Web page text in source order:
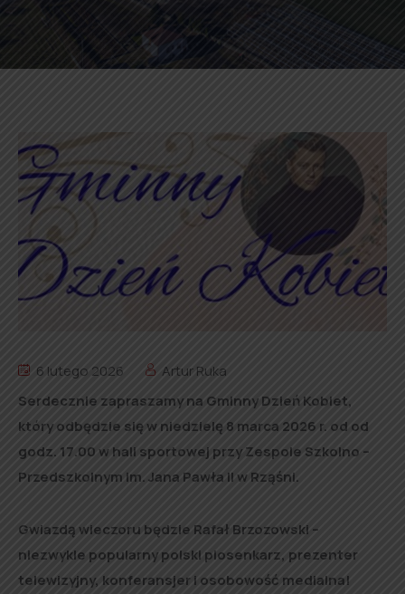
6 lutego 2026
Artur Ruka
Serdecznie zapraszamy na Gminny Dzień Kobiet,
który odbędzie się w niedzielę 8 marca 2026 r. od od
godz. 17.00 w hali sportowej przy Zespole Szkolno –
Przedszkolnym im. Jana Pawła II w Rząśni.
Gwiazdą wieczoru będzie Rafał Brzozowski –
niezwykle popularny polski piosenkarz, prezenter
telewizyjny, konferansjer i osobowość medialna!